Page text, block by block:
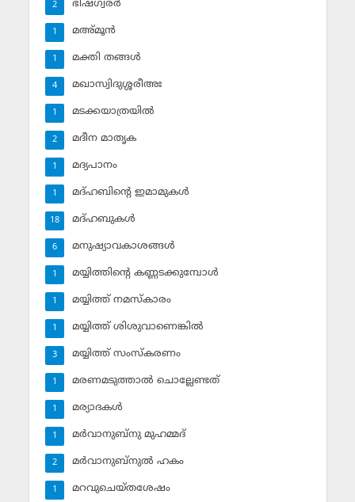
ഭിഷഗ്വരര്‍
2
മഅ്മൂന്‍
1
മക്തി തങ്ങള്‍
1
മഖാസ്വിദുശ്ശരീഅഃ
4
മടക്കയാത്രയില്‍
1
മദീന മാതൃക
2
മദ്യപാനം
1
മദ്ഹബിന്റെ ഇമാമുകള്‍
1
മദ്ഹബുകള്‍
18
മനുഷ്യാവകാശങ്ങള്‍
6
മയ്യിത്തിന്റെ കണ്ണടക്കുമ്പോള്‍
1
മയ്യിത്ത് നമസ്‌കാരം
1
മയ്യിത്ത് ശിശുവാണെങ്കില്‍
1
മയ്യിത്ത് സംസ്‌കരണം
3
മരണമടുത്താല്‍ ചൊല്ലേണ്ടത്
1
മര്യാദകള്‍
1
മര്‍വാനുബ്‌നു മുഹമ്മദ്
1
മര്‍വാനുബ്‌നുല്‍ ഹകം
2
മറവുചെയ്തശേഷം
1